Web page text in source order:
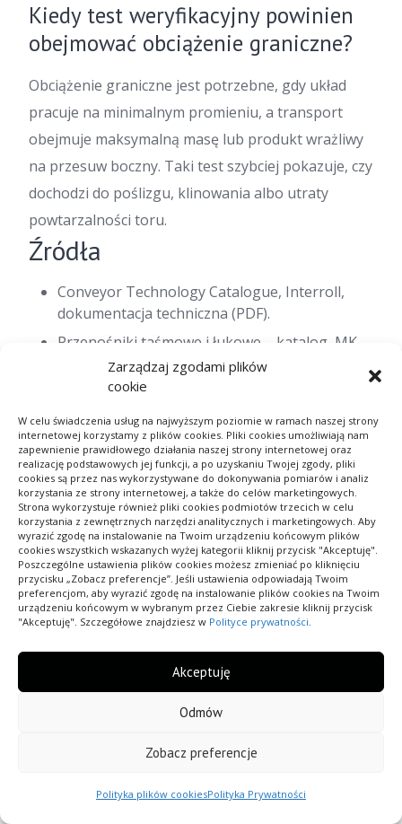
Zarządzaj zgodami plików
cookie
W celu świadczenia usług na najwyższym poziomie w ramach naszej strony
internetowej korzystamy z plików cookies. Pliki cookies umożliwiają nam
zapewnienie prawidłowego działania naszej strony internetowej oraz
realizację podstawowych jej funkcji, a po uzyskaniu Twojej zgody, pliki
cookies są przez nas wykorzystywane do dokonywania pomiarów i analiz
korzystania ze strony internetowej, a także do celów marketingowych.
Strona wykorzystuje również pliki cookies podmiotów trzecich w celu
korzystania z zewnętrznych narzędzi analitycznych i marketingowych. Aby
wyrazić zgodę na instalowanie na Twoim urządzeniu końcowym plików
cookies wszystkich wskazanych wyżej kategorii kliknij przycisk "Akceptuję".
Poszczególne ustawienia plików cookies możesz zmieniać po kliknięciu
przycisku „Zobacz preferencje”. Jeśli ustawienia odpowiadają Twoim
preferencjom, aby wyrazić zgodę na instalowanie plików cookies na Twoim
urządzeniu końcowym w wybranym przez Ciebie zakresie kliknij przycisk
"Akceptuję". Szczegółowe znajdziesz w Polityce prywatności.
Akceptuję
Odmów
Zobacz preferencje
Polityka plików cookiesPolityka Prywatności
Kiedy test weryfikacyjny powinien
obejmować obciążenie graniczne?
Obciążenie graniczne jest potrzebne, gdy układ
pracuje na minimalnym promieniu, a transport
obejmuje maksymalną masę lub produkt wrażliwy
na przesuw boczny. Taki test szybciej pokazuje, czy
dochodzi do poślizgu, klinowania albo utraty
powtarzalności toru.
Źródła
Conveyor Technology Catalogue, Interroll,
dokumentacja techniczna (PDF).
Przenośniki taśmowe i łukowe – katalog, MK
Group, dokumentacja produktowa (PDF).
Primacon – przenośniki łukowe, materiał
branżowy producenta.
FlexLink – przenośniki łukowe, karta i opis
rozwiązań systemowych.
Elkomtrade – przenośniki łukowe, przegląd
zastosowań i wariantów.
Do czego służy przenośnik łukowy?, publikacja
branżowa.
Dobór przenośnika łukowego w ograniczonej
przestrzeni opiera się na geometrii łuku,
montażu i serwisu. Minimalny promień wynika z
kombinacji szerokości, typu nośnika i konfiguracji
całego ciągu, a nie z pojedynczego parametru
katalogowego. Testy przeduruchomieniowe z
błędy prowadzenia i niedoszacowanie tarcia.